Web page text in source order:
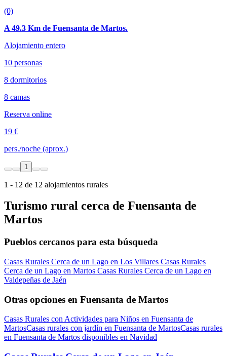
(0)
A 49.3 Km de Fuensanta de Martos.
Alojamiento entero
10 personas
8 dormitorios
8 camas
Reserva online
19 €
pers./noche (aprox.)
1
1 - 12 de 12 alojamientos rurales
Turismo rural cerca de Fuensanta de
Martos
Pueblos cercanos para esta búsqueda
Casas Rurales Cerca de un Lago en Los Villares Casas Rurales
Cerca de un Lago en Martos Casas Rurales Cerca de un Lago en
Valdepeñas de Jaén
Otras opciones en Fuensanta de Martos
Casas Rurales con Actividades para Niños en Fuensanta de
MartosCasas rurales con jardín en Fuensanta de MartosCasas rurales
en Fuensanta de Martos disponibles en Navidad